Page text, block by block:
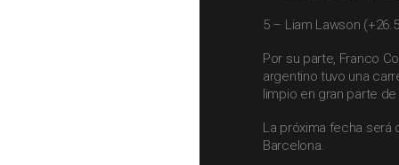
5 – Liam Lawson
Por su parte, Franco
argentino tuvo una
limpio en gran parte
La próxima fecha será
Barcelona.